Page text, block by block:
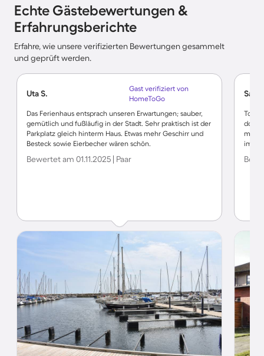
Echte Gästebewertungen &
Erfahrungsberichte
Erfahre, wie unsere verifizierten Bewertungen gesammelt
und geprüft werden.
Uta S.
Gast verifiziert von
HomeToGo
Das Ferienhaus entsprach unseren Erwartungen; sauber,
gemütlich und fußläufig in der Stadt. Sehr praktisch ist der
Parkplatz gleich hinterm Haus. Etwas mehr Geschirr und
Besteck sowie Eierbecher wären schön.
Bewertet am 01.11.2025 | Paar
Tolle
doch
mehr